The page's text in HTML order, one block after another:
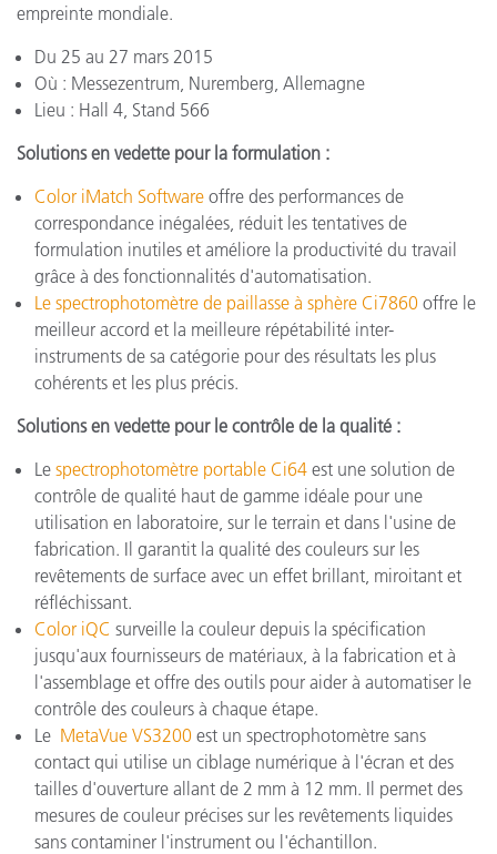
empreinte mondiale.
Du 25 au 27 mars 2015
Où : Messezentrum, Nuremberg, Allemagne
Lieu : Hall 4, Stand 566
Solutions en vedette pour la formulation :
Color iMatch Software offre des performances de
correspondance inégalées, réduit les tentatives de
formulation inutiles et améliore la productivité du travail
grâce à des fonctionnalités d'automatisation.
Le spectrophotomètre de paillasse à sphère Ci7860 offre le
meilleur accord et la meilleure répétabilité inter-
instruments de sa catégorie pour des résultats les plus
cohérents et les plus précis.
Solutions en vedette pour le contrôle de la qualité :
Le spectrophotomètre portable Ci64 est une solution de
contrôle de qualité haut de gamme idéale pour une
utilisation en laboratoire, sur le terrain et dans l'usine de
fabrication. Il garantit la qualité des couleurs sur les
revêtements de surface avec un effet brillant, miroitant et
réfléchissant.
Color iQC surveille la couleur depuis la spécification
jusqu'aux fournisseurs de matériaux, à la fabrication et à
l'assemblage et offre des outils pour aider à automatiser le
contrôle des couleurs à chaque étape.
Le MetaVue VS3200 est un spectrophotomètre sans
contact qui utilise un ciblage numérique à l'écran et des
tailles d'ouverture allant de 2 mm à 12 mm. Il permet des
mesures de couleur précises sur les revêtements liquides
sans contaminer l'instrument ou l'échantillon.